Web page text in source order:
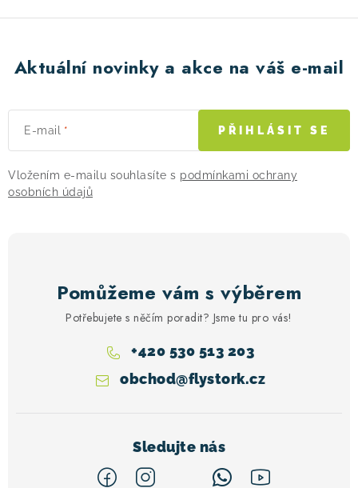
r
k
y
v
p
i
s
Aktuální novinky a akce na váš e-mail
E-mail
Vložením e-mailu souhlasíte s podmínkami ochrany
osobních údajů
PŘIHLÁSIT SE
Pomůžeme vám s výběrem
Potřebujete s něčím poradit? Jsme tu pro vás!
obchod@flystork.cz
+420 530 513 203